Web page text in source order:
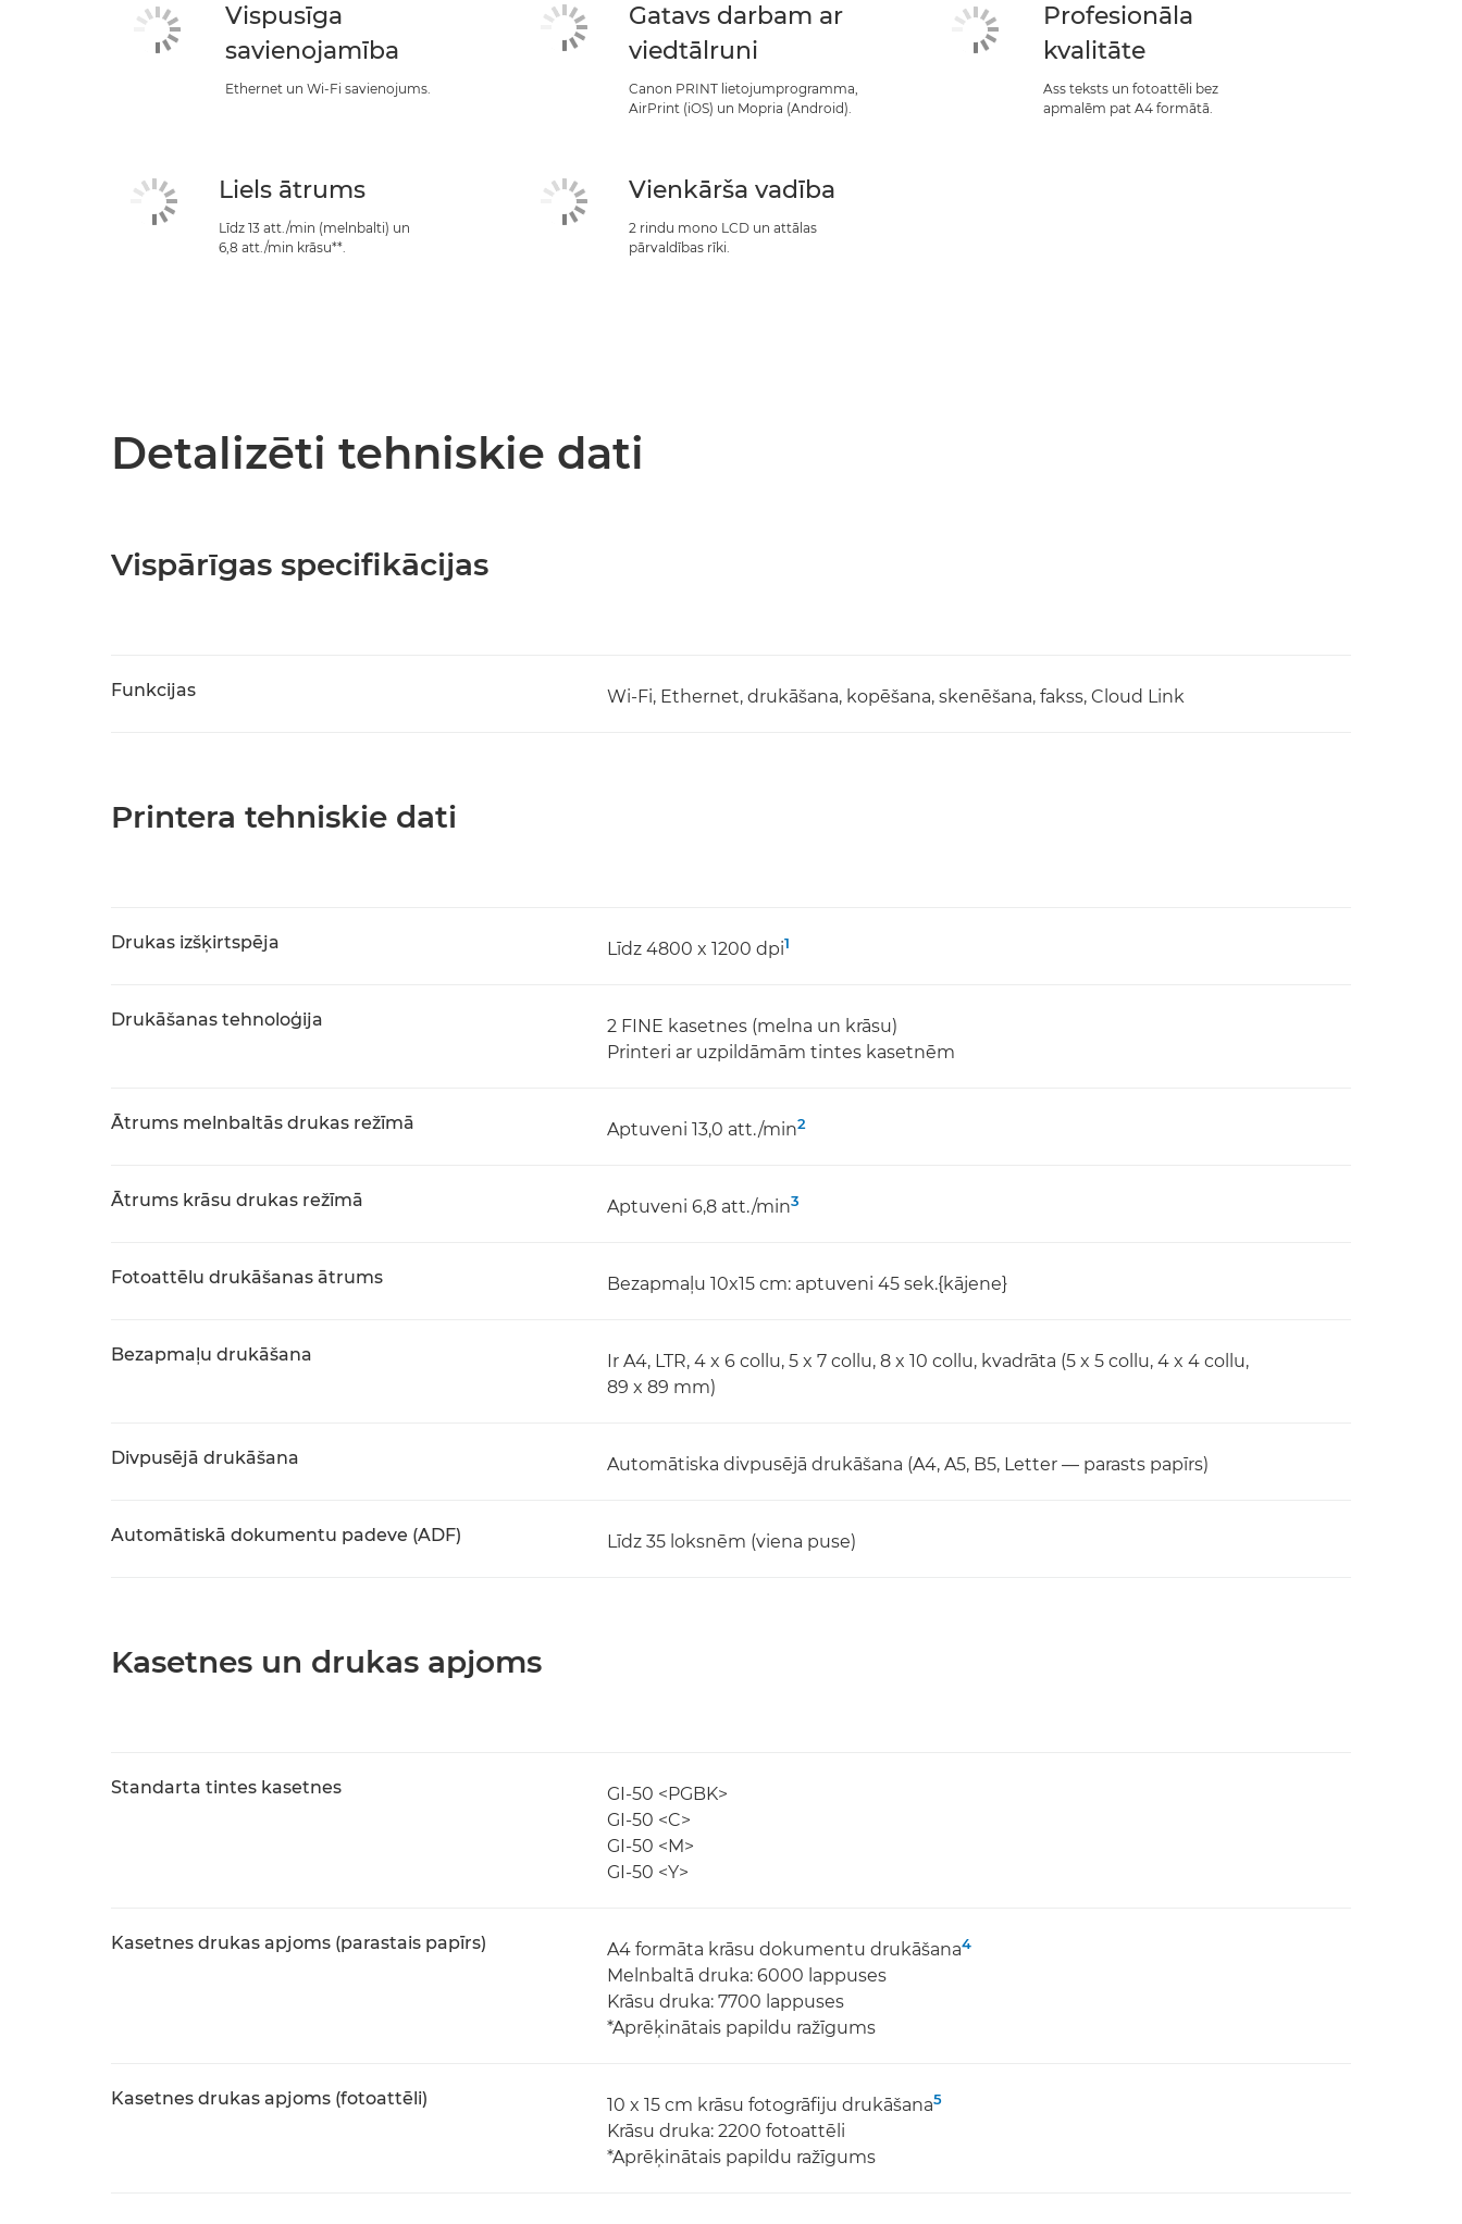
Vispusīga
savienojamība
Ethernet un Wi-Fi savienojums.
Gatavs darbam ar
viedtālruni
Canon PRINT lietojumprogramma,
AirPrint (iOS) un Mopria (Android).
Profesionāla
kvalitāte
Ass teksts un fotoattēli bez
apmalēm pat A4 formātā.
Liels ātrums
Līdz 13 att./min (melnbalti) un
6,8 att./min krāsu**.
Vienkārša vadība
2 rindu mono LCD un attālas
pārvaldības rīki.
Detalizēti tehniskie dati
Vispārīgas specifikācijas
Funkcijas Wi-Fi, Ethernet, drukāšana, kopēšana, skenēšana, fakss, Cloud Link
Printera tehniskie dati
Drukas izšķirtspēja Līdz 4800 x 1200 dpi1
Drukāšanas tehnoloģija
2 FINE kasetnes (melna un krāsu)
Printeri ar uzpildāmām tintes kasetnēm
Ātrums melnbaltās drukas režīmā Aptuveni 13,0 att./min2
Ātrums krāsu drukas režīmā Aptuveni 6,8 att./min3
Fotoattēlu drukāšanas ātrums Bezapmaļu 10x15 cm: aptuveni 45 sek.{kājene}
Bezapmaļu drukāšana
Ir A4, LTR, 4 x 6 collu, 5 x 7 collu, 8 x 10 collu, kvadrāta (5 x 5 collu, 4 x 4 collu,
89 x 89 mm)
Divpusējā drukāšana Automātiska divpusējā drukāšana (A4, A5, B5, Letter — parasts papīrs)
Automātiskā dokumentu padeve (ADF) Līdz 35 loksnēm (viena puse)
Kasetnes un drukas apjoms
Standarta tintes kasetnes
GI-50 <PGBK>
GI-50 <C>
GI-50 <M>
GI-50 <Y>
Kasetnes drukas apjoms (parastais papīrs) A4 formāta krāsu dokumentu drukāšana4
Melnbaltā druka: 6000 lappuses
Krāsu druka: 7700 lappuses
*Aprēķinātais papildu ražīgums
Kasetnes drukas apjoms (fotoattēli) 10 x 15 cm krāsu fotogrāfiju drukāšana5
Krāsu druka: 2200 fotoattēli
*Aprēķinātais papildu ražīgums